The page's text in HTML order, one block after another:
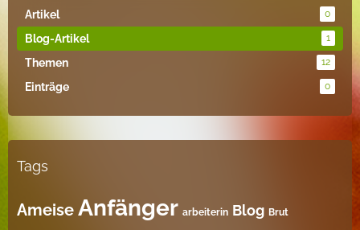
Artikel 0
Blog-Artikel 1
Themen 12
Einträge 0
Tags
Ameise Anfänger arbeiterin Blog Brut